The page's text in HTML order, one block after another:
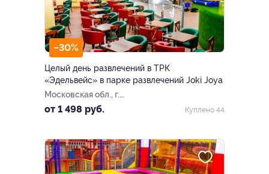
–30%
Целый день развлечений в ТРК
«Эдельвейс» в парке развлечений Joki Joya
Московская обл., г.
Балашиха, ​мкр-н
«Эдельвейс»​)
от 1 498 руб. Куплено 44